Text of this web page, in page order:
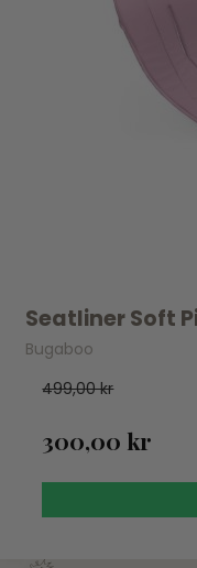
Seatliner Soft
Bugaboo
499,00 kr
300,00 kr